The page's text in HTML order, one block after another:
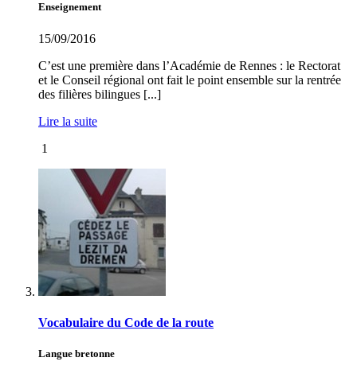
Enseignement
15/09/2016
C’est une première dans l’Académie de Rennes : le Rectorat
et le Conseil régional ont fait le point ensemble sur la rentrée
des filières bilingues [...]
Lire la suite
1
Vocabulaire du Code de la route
Langue bretonne